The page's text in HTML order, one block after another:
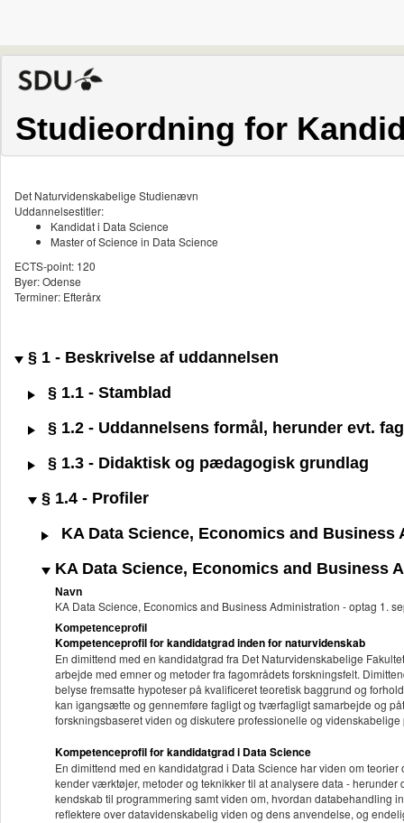
Studieordning for
Det Naturvidenskabelige Studienævn
Uddannelsestitler:
Kandidat i Data Science
Master of Science in Data Science
ECTS-point: 120
Byer: Odense
Terminer: Efterårx
§ 1 - Beskrivelse af uddannelsen
§ 1.1 - Stamblad
§ 1.2 - Uddannelsens formål, herunder evt.
§ 1.3 - Didaktisk og pædagogisk grundlag
§ 1.4 - Profiler
KA Data Science, Economics and
KA Data Science, Economics and Business
Navn
KA Data Science, Economics and Business Administration - optag 1.
Kompetenceprofil
Kompetenceprofil for kandidatgrad inden for naturvidenskab
En dimittend med en kandidatgrad fra Det Naturvidenskabelige
arbejde med emner og metoder fra fagområdets forskningsfelt.
belyse fremsatte hypoteser på kvalificeret teoretisk baggrund og
kan igangsætte og gennemføre fagligt og tværfagligt samarbejde og
forskningsbaseret viden og diskutere professionelle og
Kompetenceprofil for kandidatgrad i Data Science
En dimittend med en kandidatgrad i Data Science har viden om
kender værktøjer, metoder og teknikker til at analysere data -
kendskab til programmering samt viden om, hvordan databehandling
reflektere over datavidenskabelig viden og dens anvendelse, og